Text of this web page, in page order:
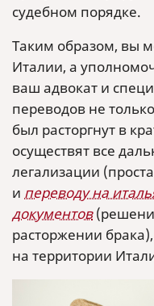
судебном порядке.
Таким образом, вы
Италии, а
ваш адвокат и
переводов не
был расторгнут в
осуществят все
легализации
и переводу на
документов
расторжении
на территории